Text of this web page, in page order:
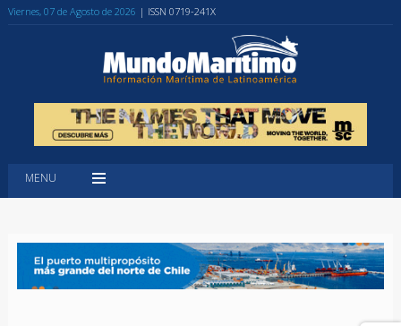
Viernes, 07 de Agosto de 2026 | ISSN 0719-241X
MENU